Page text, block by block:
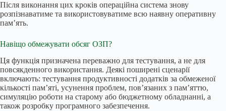
Після виконання цих кроків операційна система знову
розпізнаватиме та використовуватиме всю наявну оперативну
пам’ять.
Навіщо обмежувати обсяг ОЗП?
Ця функція призначена переважно для тестування, а не для
повсякденного використання. Деякі поширені сценарії
включають: тестування продуктивності додатків за обмеженої
кількості пам’яті, усунення проблем, пов’язаних з пам’яттю,
симуляцію роботи на старому або бюджетному обладнанні, а
також розробку програмного забезпечення.